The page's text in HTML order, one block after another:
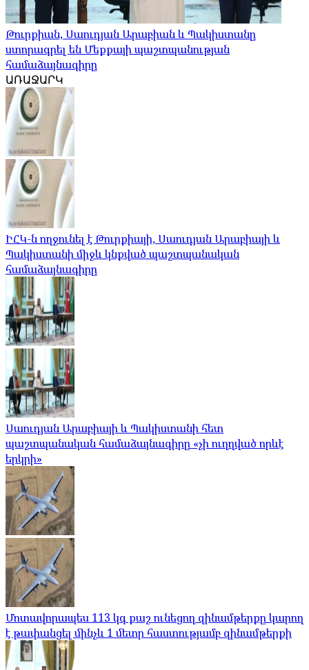
Թուրքիան, Սաուդյան Արաբիան և Պակիստանը
ստորագրել են Մեքքայի պաշտպանության
համաձայնագիրը
ԱՌԱՋԱՐԿ
ԻՀԿ-ն ողջունել է Թուրքիայի, Սաուդյան Արաբիայի և
Պակիստանի միջև կնքված պաշտպանական
համաձայնագիրը
Սաուդյան Արաբիայի և Պակիստանի հետ
պաշտպանական համաձայնագիրը «չի ուղղված որևէ
երկրի»
Մոտավորապես 113 կգ քաշ ունեցող զինամթերքը կարող
է թափանցել մինչև 1 մետր հաստությամբ զինամթերքի